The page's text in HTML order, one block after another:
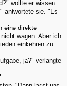
wollte er wissen.
antwortete sie. "Es
eine direkte
wagen. Aber ich
einkehren zu
ja?" verlangte